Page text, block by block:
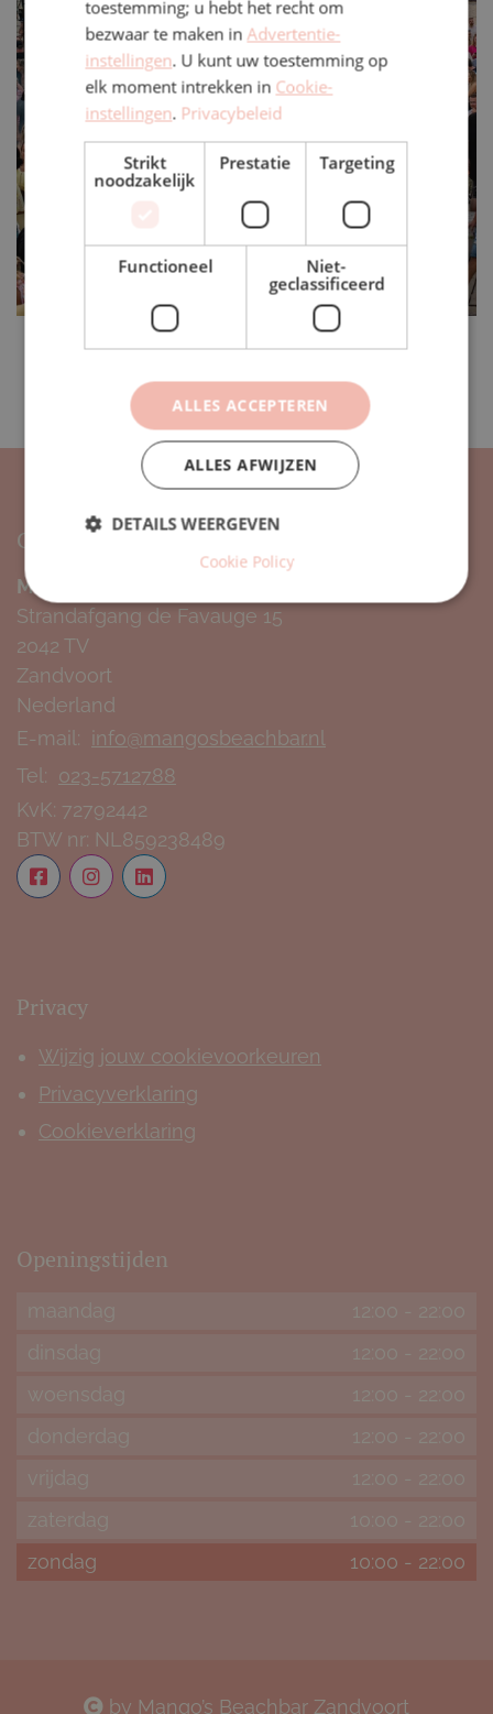
Contact & adres
Mango’s Beachbar Zandvoort bv.
Strandafgang de Favauge 15
2042 TV
Zandvoort
Nederland
E-mail:
info@mangosbeachbar.nl
Tel: 023-5712788
KvK: 72792442
BTW nr: NL859238489
Privacy
Wijzig jouw cookievoorkeuren
Privacyverklaring
Cookieverklaring
Openingstijden
maandag 12:00 -
22:00
dinsdag
12:00 -
22:00
woensdag
12:00 -
22:00
donderdag
12:00 -
22:00
vrijdag
12:00 -
22:00
zaterdag
10:00 -
22:00
zondag
10:00 - 22:00
by Mango’s Beachbar Zandvoort
toestemming; u hebt het recht om
bezwaar te maken inAdvertentie-
instellingen. U kunt uw toestemming op
elk moment intrekken in Cookie-
instellingen. Privacybeleid
Strikt
noodzakelijk
Prestatie Targeting
Functioneel
Niet-
geclassificeerd
ALLES ACCEPTEREN
ALLES AFWIJZEN
DETAILS WEERGEVEN
Cookie Policy